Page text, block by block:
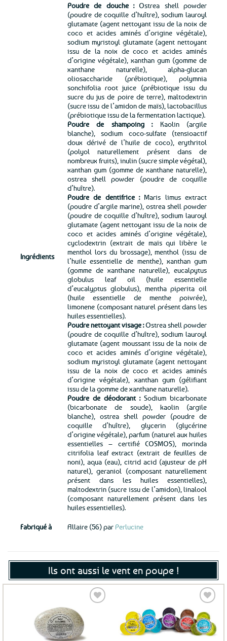
Ingrédients
Poudre de douche :Ostrea shell powder
(poudre de coquille d’huître), sodium lauroyl
glutamate (agent nettoyant issu de la noix de
coco et acides aminés d’origine végétale),
sodium myristoyl glutamate (agent nettoyant
issu de la noix de coco et acides aminés
d’origine végétale), xanthan gum (gomme de
xanthane naturelle), alpha-glucan
oliosaccharide (prébiotique), polymnia
sonchifolia root juice (prébiotique issu du
sucre du jus de poire de terre), maltodextrin
(sucre issu de l’amidon de maïs), lactobacillus
(prébiotique issu de la fermentation lactique).
Poudre de shampoing : Kaolin (argile
blanche), sodium coco-sulfate (tensioactif
doux dérivé de l’huile de coco), erythritol
(polyol naturellement présent dans de
nombreux fruits), inulin (sucre simple végétal),
xanthan gum (gomme de xanthane naturelle),
ostrea shell powder (poudre de coquille
d’huître).
Poudre de dentifrice : Maris limus extract
(poudre d’argile marine), ostrea shell powder
(poudre de coquille d’huître), sodium lauroyl
glutamate (agent nettoyant issu de la noix de
coco et acides aminés d’origine végétale),
cyclodextrin (extrait de maïs qui libère le
menthol lors du brossage), menthol (issu de
l’huile essentielle de menthe), xanthan gum
(gomme de xanthane naturelle), eucalpytus
globulus leaf oil (huile essentielle
d’eucalyptus globulus), mentha piperita oil
(huile essentielle de menthe poivrée),
limonene (composant naturel présent dans les
huiles essentielles).
Poudre nettoyant visage :Ostrea shell powder
(poudre de coquille d’huître), sodium lauroyl
glutamate (agent moussant issu de la noix de
coco et acides aminés d’origine végétale),
sodium myristoyl glutamate (agent nettoyant
issu de la noix de coco et acides aminés
d’origine végétale), xanthan gum (gélifiant
issu de la gomme de xanthane naturelle).
Poudre de déodorant : Sodium bicarbonate
(bicarbonate de soude), kaolin (argile
blanche), ostrea shell powder (poudre de
coquille d’huître), glycerin (glycérine
d’origine végétale), parfum (naturel aux huiles
essentielles – certifié COSMOS), morinda
citrifolia leaf extract (extrait de feuilles de
noni), aqua (eau), citrid acid (ajusteur de pH
naturel), geraniol (composant naturellement
présent dans les huiles essentielles),
maltodextrin (sucre issu de l’amidon), linalool
(composant naturellement présent dans les
huiles essentielles).
Fabriqué à Allaire (56) par Perlucine
Ils ont aussi le vent en poupe !
Ajouter
aux